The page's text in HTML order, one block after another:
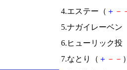
4.エステー（ ＋ －
5.ナガイレーベン
6.ヒューリック投
7.なとり（ ＋ － －